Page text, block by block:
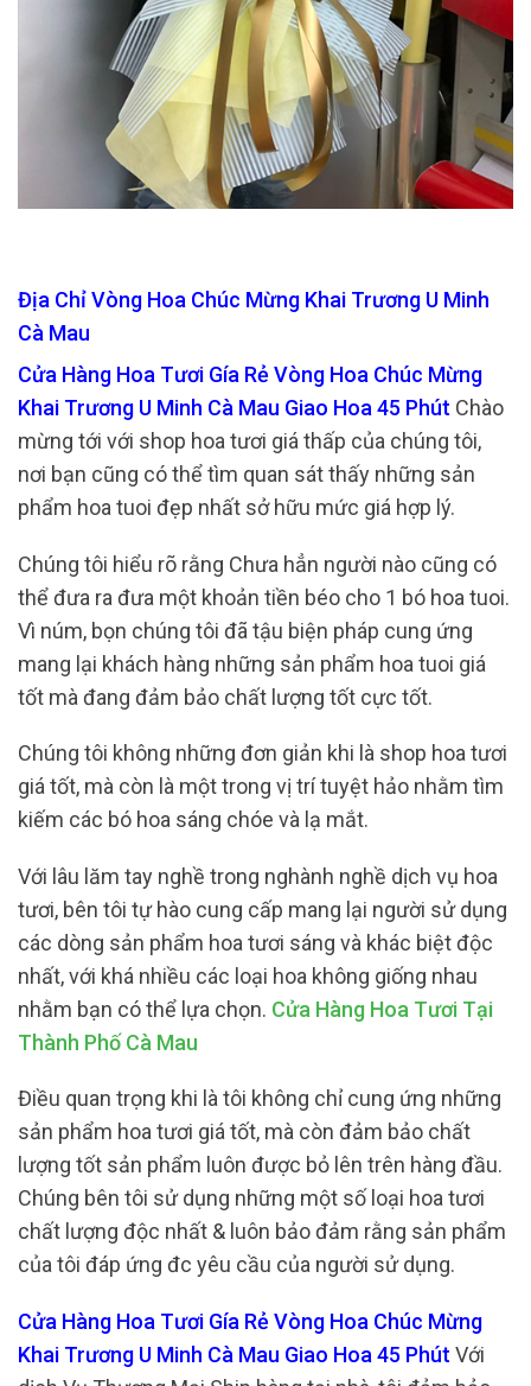
Địa Chỉ Vòng Hoa Chúc Mừng Khai Trương U Minh
Cà Mau
Cửa Hàng Hoa Tươi Gía Rẻ Vòng Hoa Chúc Mừng
Khai Trương U Minh Cà Mau Giao Hoa 45 Phút Chào
mừng tới với shop hoa tươi giá thấp của chúng tôi,
nơi bạn cũng có thể tìm quan sát thấy những sản
phẩm hoa tuoi đẹp nhất sở hữu mức giá hợp lý.
Chúng tôi hiểu rõ rằng Chưa hẳn người nào cũng có
thể đưa ra đưa một khoản tiền béo cho 1 bó hoa tuoi.
Vì núm, bọn chúng tôi đã tậu biện pháp cung ứng
mang lại khách hàng những sản phẩm hoa tuoi giá
tốt mà đang đảm bảo chất lượng tốt cực tốt.
Chúng tôi không những đơn giản khi là shop hoa tươi
giá tốt, mà còn là một trong vị trí tuyệt hảo nhằm tìm
kiếm các bó hoa sáng chóe và lạ mắt.
Với lâu lăm tay nghề trong nghành nghề dịch vụ hoa
tươi, bên tôi tự hào cung cấp mang lại người sử dụng
các dòng sản phẩm hoa tươi sáng và khác biệt độc
nhất, với khá nhiều các loại hoa không giống nhau
nhằm bạn có thể lựa chọn. Cửa Hàng Hoa Tươi Tại
Thành Phố Cà Mau
Điều quan trọng khi là tôi không chỉ cung ứng những
sản phẩm hoa tươi giá tốt, mà còn đảm bảo chất
lượng tốt sản phẩm luôn được bỏ lên trên hàng đầu.
Chúng bên tôi sử dụng những một số loại hoa tươi
chất lượng độc nhất & luôn bảo đảm rằng sản phẩm
của tôi đáp ứng đc yêu cầu của người sử dụng.
Cửa Hàng Hoa Tươi Gía Rẻ Vòng Hoa Chúc Mừng
Khai Trương U Minh Cà Mau Giao Hoa 45 Phút Với